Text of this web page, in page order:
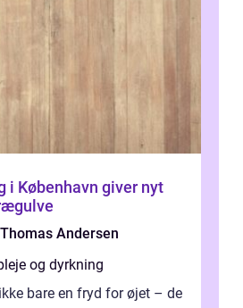
i København giver nyt
Thomas Andersen
og dyrkning
bare en fryd for øjet – de